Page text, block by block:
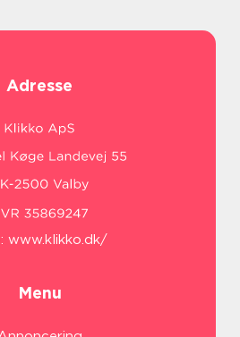
Adresse
www.klikko.dk/
Menu